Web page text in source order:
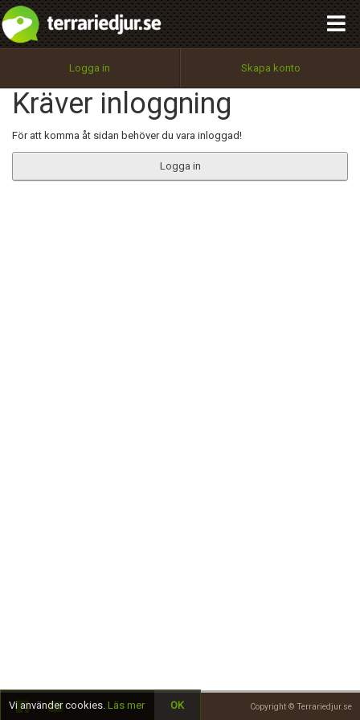
Logga in Skapa konto
Kräver inloggning
För att komma åt sidan behöver du vara inloggad!
Logga in
Copyright © Terrariedjur.se
Utför
100%
OK
integritetspolicy
Namn:
Epost:
Begär nytt lösenord
Tillbaka till förstasidan
Vi använder cookies. Läs mer OK